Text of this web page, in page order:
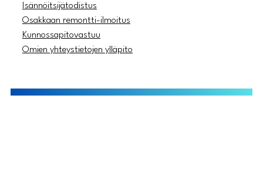
Isännöitsijätodistus
Osakkaan remontti-ilmoitus
Kunnossapitovastuu
Omien yhteystietojen ylläpito